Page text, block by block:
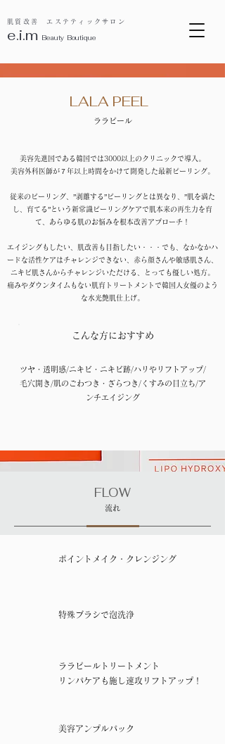
e.i.m Beauty Boutique
肌質改善 エステティックサロン
LALA PEEL
​ララピール
美容先進国である韓国では3000以上のクリニックで導入。
美容外科医師が７年以上時間をかけて開発した最新ピーリング。
従来のピーリング、”剥離する”ピーリングとは異なり、”肌を満た
し、育てる”という新常識ピーリングケアで肌本来の再生力を育
て、あらゆる肌のお悩みを根本改善アプローチ！
​エイジングもしたい、肌改善も目指したい・・・でも、なかなかハ
ードな活性ケアはチャレンジできない、赤ら顔さんや敏感肌さん、
ニキビ肌さんからチャレンジいただける、とっても優しい処方。
痛みやダウンタイムもない肌育トリートメントで韓国人女優のよう
な水光艶肌仕上げ。
​こんな方におすすめ
ツヤ・透明感/ニキビ・ニキビ跡/ハリやリフトアップ/
毛穴開き/肌のごわつき・ざらつき/くすみの目立ち/ア
ンチエイジング
FLOW
流れ
​ポイントメイク・クレンジング
特殊ブラシで泡洗浄
​ララピールトリートメント
リンパケアも施し速攻リフトアップ！
​美容アンプルパック